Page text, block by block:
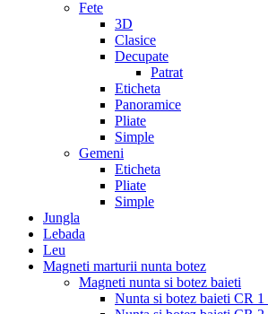
Fete
3D
Clasice
Decupate
Patrat
Eticheta
Panoramice
Pliate
Simple
Gemeni
Eticheta
Pliate
Simple
Jungla
Lebada
Leu
Magneti marturii nunta botez
Magneti nunta si botez baieti
Nunta si botez baieti CR 1